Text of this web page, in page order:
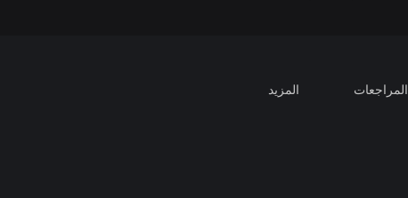
المراجعات المزيد